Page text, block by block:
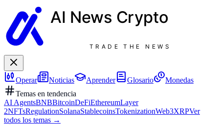
AI News Crypto
TRADE THE NEWS
Operar Noticias Aprender Glosario
Monedas
Temas en tendencia
AI AgentsBNBBitcoinDeFiEthereumLayer
2NFTsRegulationSolanaStablecoinsTokenizationWeb3XRPVer
todos los temas →